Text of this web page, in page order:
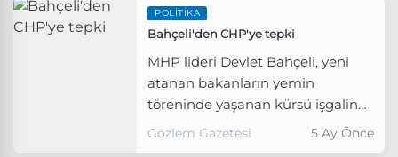
POLITIKA
Bahçeli'den CHP'ye tepki
MHP lideri Devlet Bahçeli, yeni
atanan bakanların yemin
töreninde yaşanan kürsü işgaline
ve CHP'ye tepki gösterdi.
Gözlem Gazetesi 5 Ay Önce